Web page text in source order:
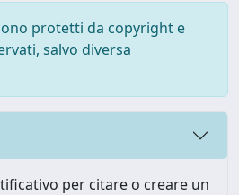
protetti da copyright e
salvo diversa
per citare o creare un